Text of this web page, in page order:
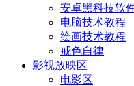
安卓黑科技软
电脑技术教程
绘画技术教程
戒色自律
影视放映区
电影区